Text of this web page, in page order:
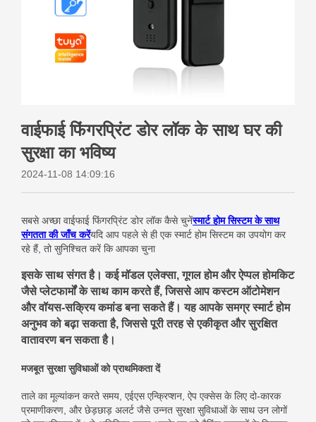
वाईफाई फिंगरप्रिंट डोर लॉक के साथ घर की
सुरक्षा का भविष्य
2024-11-08 14:09:16